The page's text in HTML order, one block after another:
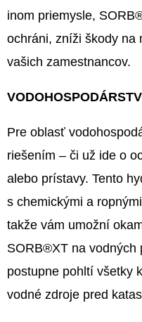
inom priemysle,
ochráni, zníži škody na
vašich zamestnancov.
Pre oblasť
riešením – či už ide o
alebo prístavy. Tento
s chemickými a
takže vám umožní
SORB®XT na vodných
postupne pohltí všetky
vodné zdroje pred
T
E
N
Á
J
S
Ť
?